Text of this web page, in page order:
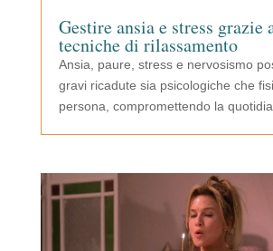
Gestire ansia e stress grazie
tecniche di rilassamento
Ansia, paure, stress e nervosismo
gravi ricadute sia psicologiche che
persona, compromettendo la